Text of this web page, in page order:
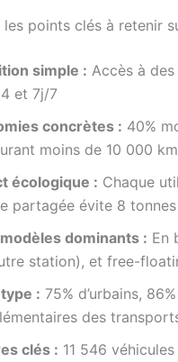
les points clés à retenir
simple : Accès à
et 7j/7
concrètes : 40%
moins de 10 000
écologique : Chaque
partagée évite 8 tonnes
dominants : En
station), et free-
: 75% d’urbains,
des
clés : 11 546